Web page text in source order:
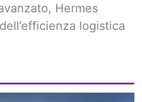
Hermes
logistica